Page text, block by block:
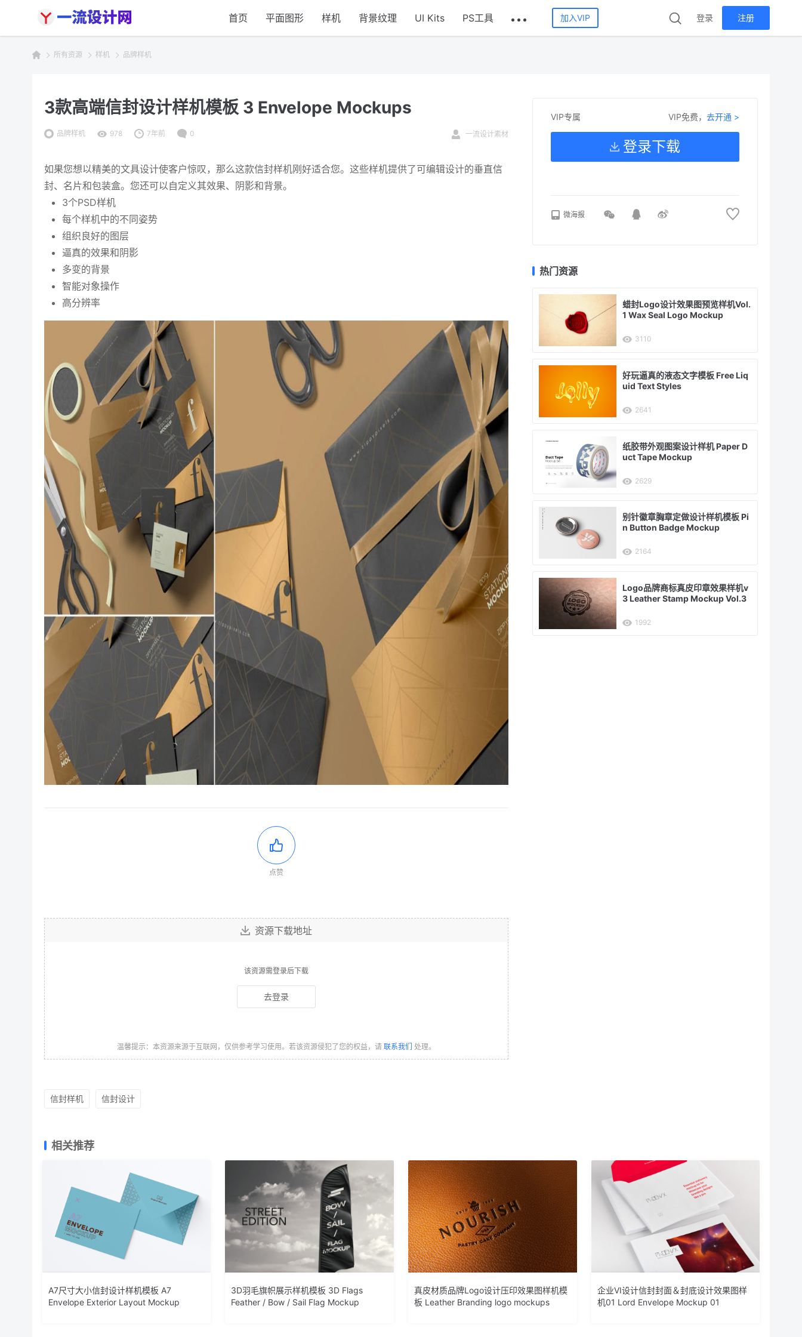
首页 平面图形 样机 背景纹理 UI Kits PS工具 加入VIP 登录 注册
所有资源 样机 品牌样机
3款高端信封设计样机模板 3 Envelope Mockups
品牌样机 978 7年前 0 一流设计素材
如果您想以精美的文具设计使客户惊叹，那么这款信封样机刚好适合您。这些样机提供了可编辑设计的垂直信
封、名片和包装盒。您还可以自定义其效果、阴影和背景。
3个PSD样机
每个样机中的不同姿势
组织良好的图层
逼真的效果和阴影
多变的背景
智能对象操作
高分辨率
点赞
资源下载地址
该资源需登录后下载
去登录
温馨提示：本资源来源于互联网，仅供参考学习使用。若该资源侵犯了您的权益，请 联系我们 处理。
VIP专属 VIP免费，去开通 >
登录下载
微海报
热门资源
蜡封Logo设计效果图预览样机Vol.
1 Wax Seal Logo Mockup
3110
好玩逼真的液态文字模板 Free Liq
uid Text Styles
2641
纸胶带外观图案设计样机 Paper D
uct Tape Mockup
2629
别针徽章胸章定做设计样机模板 Pi
n Button Badge Mockup
2164
Logo品牌商标真皮印章效果样机v
3 Leather Stamp Mockup Vol.3
1992
信封样机 信封设计
相关推荐
A7尺寸大小信封设计样机模板 A7
Envelope Exterior Layout Mockup
3D羽毛旗帜展示样机模板 3D Flags
Feather / Bow / Sail Flag Mockup
真皮材质品牌Logo设计压印效果图样机模
板 Leather Branding logo mockups
企业VI设计信封封面＆封底设计效果图样
机01 Lord Envelope Mockup 01